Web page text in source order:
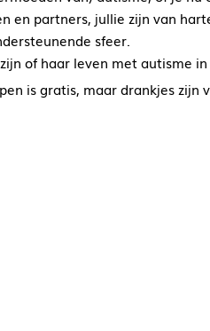
en partners, jullie zijn van
sfeer.
of haar leven met autisme
is gratis, maar drankjes zijn